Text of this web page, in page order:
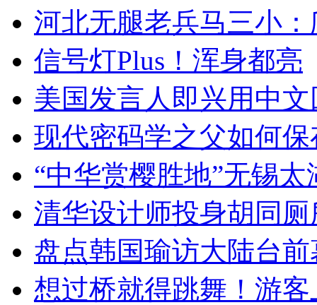
河北无腿老兵马三小
信号灯Plus！浑身都亮
美国发言人即兴用中
现代密码学之父如何
“中华赏樱胜地”无锡
清华设计师投身胡同
盘点韩国瑜访大陆台
想过桥就得跳舞！游客